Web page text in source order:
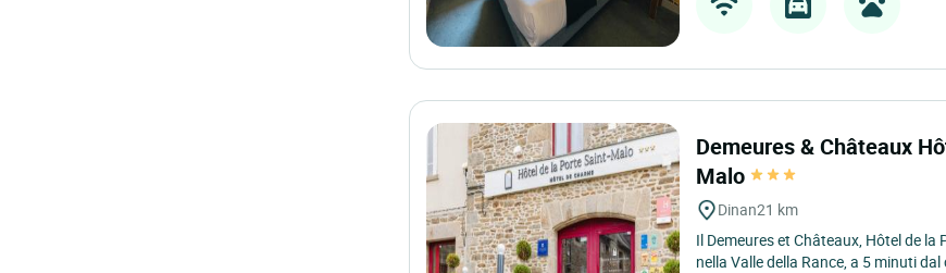
Demeures & Châteaux
Malo
Dinan21 km
Il Demeures et Châteaux, Hôtel de
nella Valle della Rance, a 5 minuti